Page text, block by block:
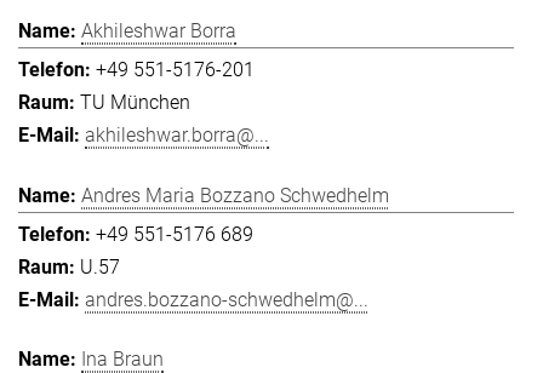
Akhileshwar Borra
+49 551-5176-201
TU München
akhileshwar.borra@...
Andres Maria Bozzano Schwedhelm
+49 551-5176 689
U.57
andres.bozzano-schwedhelm@...
Ina Braun